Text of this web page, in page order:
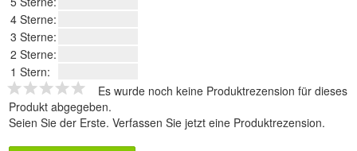
4 Sterne:
3 Sterne:
2 Sterne:
1 Stern:
Es wurde noch keine Produktrezension für dieses
Produkt abgegeben.
Seien Sie der Erste. Verfassen Sie jetzt eine Produktrezension.